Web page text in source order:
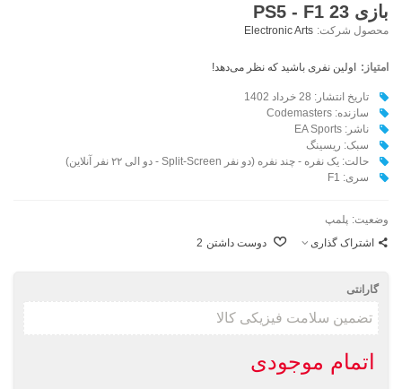
بازی PS5 - F1 23
محصول شرکت: Electronic Arts
امتیاز: اولین نفری باشید که نظر می‌دهد!
تاریخ انتشار: 28 خرداد 1402
سازنده: Codemasters
ناشر: EA Sports
سبک: ریسینگ
حالت: یک نفره - چند نفره (دو نفر Split-Screen - دو الی ۲۲ نفر آنلاین)
سری: F1
وضعیت: پلمپ
اشتراک گذاری
دوست داشتن 2
گارانتی
اتمام موجودی